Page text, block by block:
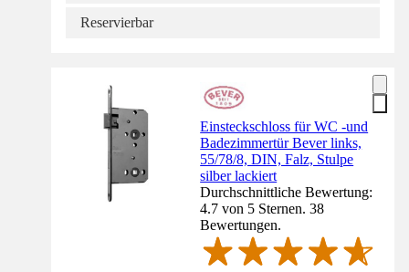
Reservierbar
Einsteckschloss für WC -und
Badezimmertür Bever links,
55/78/8, DIN, Falz, Stulpe
silber lackiert
Durchschnittliche Bewertung:
4.7 von 5 Sternen. 38
Bewertungen.